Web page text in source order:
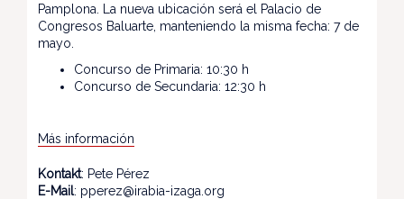
Pamplona. La nueva ubicación será el Palacio de
Congresos Baluarte, manteniendo la misma fecha: 7 de
mayo.
Concurso de Primaria: 10:30 h
Concurso de Secundaria: 12:30 h
Más información
Kontakt: Pete Pérez
E-Mail: pperez@irabia-izaga.org